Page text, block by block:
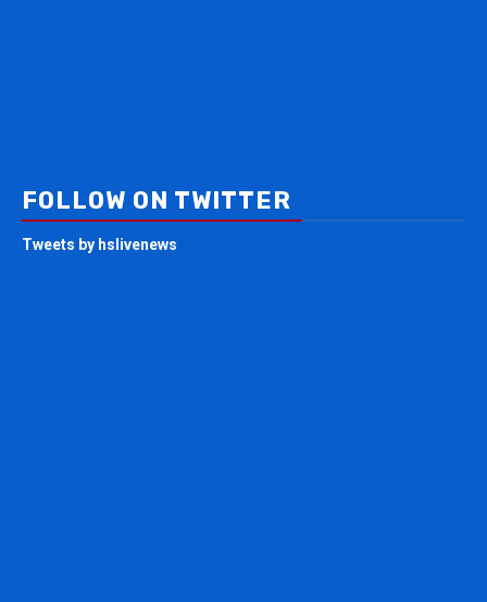
FOLLOW ON TWITTER
Tweets by hslivenews